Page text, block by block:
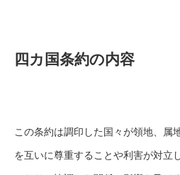
四カ国条約の内容
この条約は調印した国々が領地、属
を互いに尊重することや利害が対立